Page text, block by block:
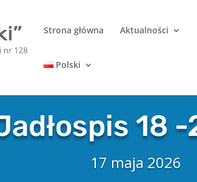
Strona główna Aktualności
Polski
18 -
17 maja 2026